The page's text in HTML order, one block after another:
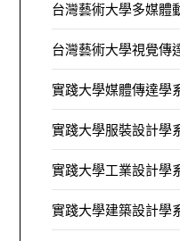
台灣藝術大學多媒體
台灣藝術大學視覺傳
實踐大學媒體傳達學
實踐大學服裝設計學
實踐大學工業設計學
實踐大學建築設計學